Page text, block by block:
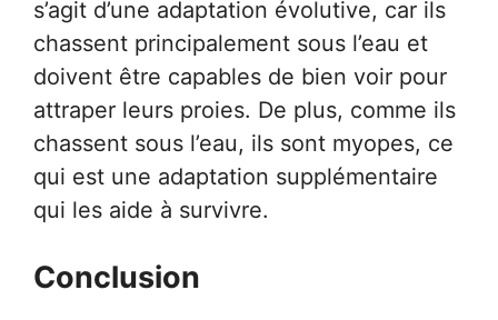
s’agit d’une adaptation évolutive, car ils
chassent principalement sous l’eau et
doivent être capables de bien voir pour
attraper leurs proies. De plus, comme ils
chassent sous l’eau, ils sont myopes, ce
qui est une adaptation supplémentaire
qui les aide à survivre.
Conclusion